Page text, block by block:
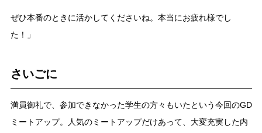
ぜひ本番のときに活かしてくださいね。本当にお疲れ様でし
た！」
さいごに
満員御礼で、参加できなかった学生の方々もいたという今回のGD
ミートアップ。人気のミートアップだけあって、大変充実した内